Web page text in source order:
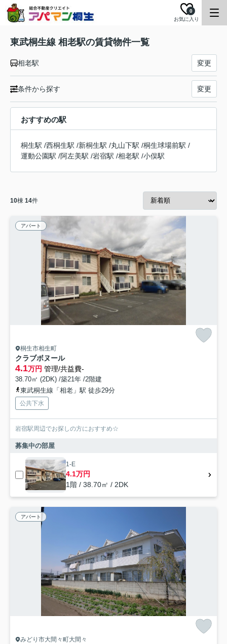
お気に入り
0
東武桐生線 相老駅の賃貸物件一覧
相老駅 変更
条件から探す 変更
おすすめの駅
桐生駅 /西桐生駅 /新桐生駅 /丸山下駅 /桐生球場前駅 /
運動公園駅 /阿左美駅 /岩宿駅 /相老駅 /小俣駅
10棟 14件
アパート
桐生市相生町
クラブボヌール
4.1万円 管理/共益費-
38.70㎡ (2DK) /築21年 /2階建
東武桐生線「相老」駅 徒歩29分
公共下水
岩宿駅周辺でお探しの方におすすめ☆
募集中の部屋
1-E
4.1万円
1階 / 38.70㎡ / 2DK
アパート
みどり市大間々町大間々